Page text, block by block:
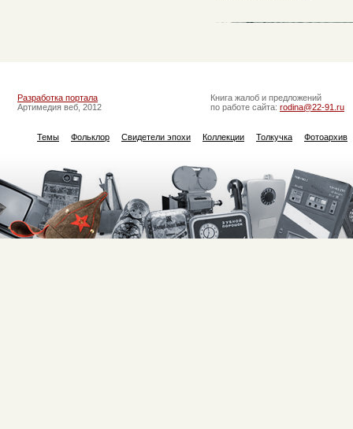
Разработка портала
Артимедия веб, 2012
Книга жалоб и предложений
по работе сайта: rodina@22-91.ru
Темы Фольклор Свидетели эпохи Коллекции Толкучка Фотоархив